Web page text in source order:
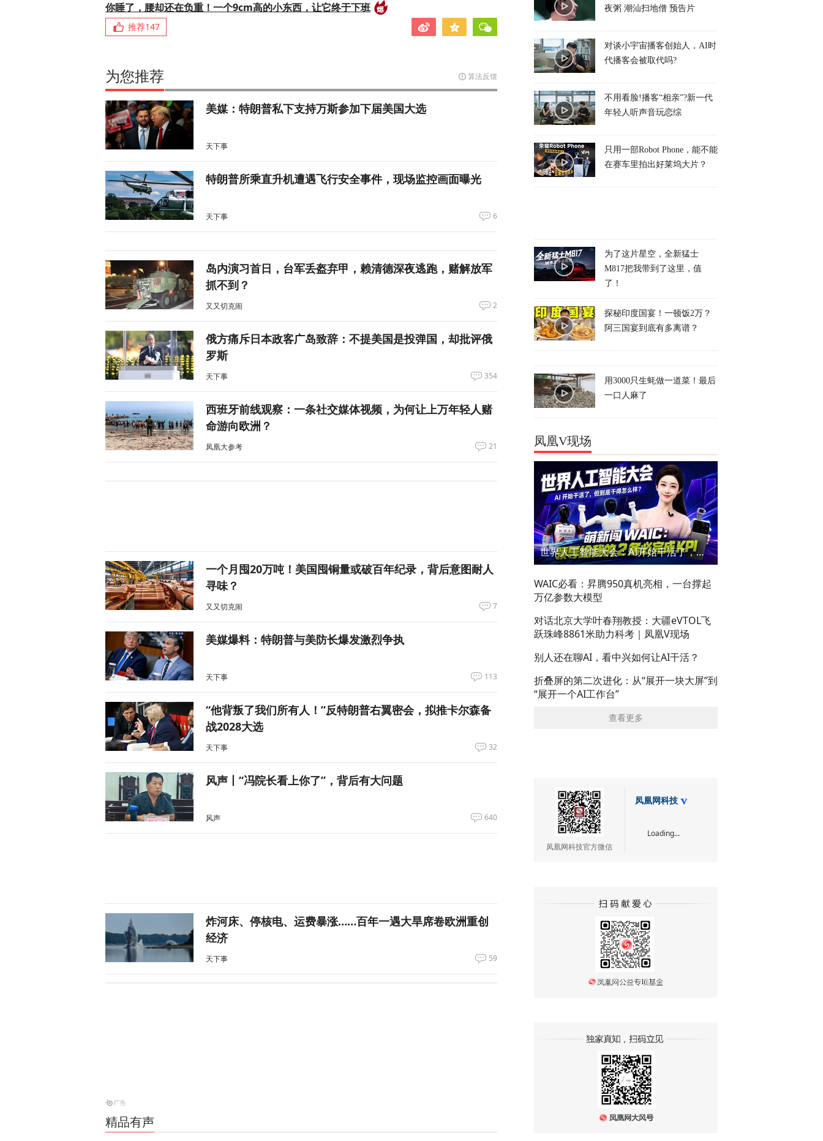
你睡了，腰却还在负重！一个9cm高的小东西，让它终于下班
推荐147
为您推荐 算法反馈
美媒：特朗普私下支持万斯参加下届美国大选
天下事
特朗普所乘直升机遭遇飞行安全事件，现场监控画面曝光
天下事 6
岛内演习首日，台军丢盔弃甲，赖清德深夜逃跑，赌解放军
抓不到？
又又切克闹 2
俄方痛斥日本政客广岛致辞：不提美国是投弹国，却批评俄
罗斯
天下事 354
西班牙前线观察：一条社交媒体视频，为何让上万年轻人赌
命游向欧洲？
凤凰大参考 21
一个月囤20万吨！美国囤铜量或破百年纪录，背后意图耐人
寻味？
又又切克闹 7
美媒爆料：特朗普与美防长爆发激烈争执
天下事 113
“他背叛了我们所有人！”反特朗普右翼密会，拟推卡尔森备
战2028大选
天下事 32
风声丨“冯院长看上你了”，背后有大问题
风声 640
炸河床、停核电、运费暴涨……百年一遇大旱席卷欧洲重创
经济
天下事 59
战斗机和装甲车制造被“卡脖子”？美军又一致命软肋曝光
精品有声
夜粥 潮汕扫地僧 预告片
对谈小宇宙播客创始人，AI时
代播客会被取代吗?
不用看脸!播客“相亲”?新一代
年轻人听声音玩恋综
只用一部Robot Phone，能不能
在赛车里拍出好莱坞大片？
为了这片星空，全新猛士
M817把我带到了这里，值
了！
探秘印度国宴！一顿饭2万？
阿三国宴到底有多离谱？
用3000只生蚝做一道菜！最后
一口人麻了
凤凰V现场
世界人工智能大会：AI开始干活了，但到底干的怎么样？萌新闯WAIC
WAIC必看：昇腾950真机亮相，一台撑起
万亿参数大模型
对话北京大学叶春翔教授：大疆eVTOL飞
跃珠峰8861米助力科考｜凤凰V现场
别人还在聊AI，看中兴如何让AI干活？
折叠屏的第二次进化：从“展开一块大屏”到
“展开一个AI工作台”
查看更多
凤凰网科技官方微信
凤凰网科技
Loading...